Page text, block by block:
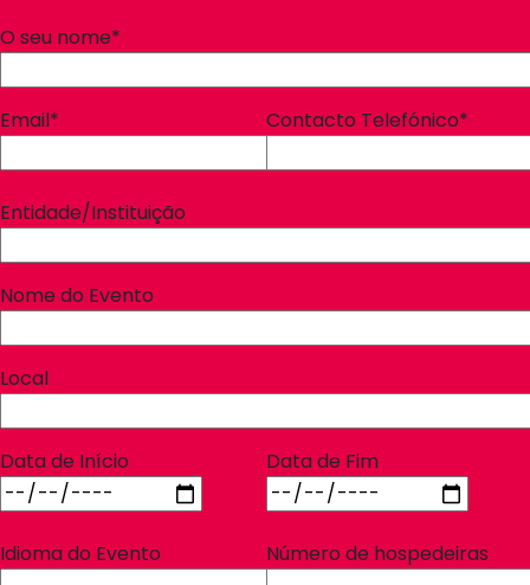
O seu nome*
Email* Contacto Telefónico*
Entidade/Instituição
Nome do Evento
Local
Data de Início Data de Fim
Idioma do Evento Número de hospedeiras